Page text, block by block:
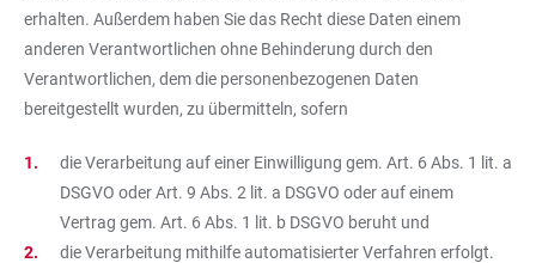
erhalten. Außerdem haben Sie das Recht diese Daten einem
anderen Verantwortlichen ohne Behinderung durch den
Verantwortlichen, dem die personenbezogenen Daten
bereitgestellt wurden, zu übermitteln, sofern
die Verarbeitung auf einer Einwilligung gem. Art. 6 Abs. 1 lit. a
DSGVO oder Art. 9 Abs. 2 lit. a DSGVO oder auf einem
Vertrag gem. Art. 6 Abs. 1 lit. b DSGVO beruht und
die Verarbeitung mithilfe automatisierter Verfahren erfolgt.